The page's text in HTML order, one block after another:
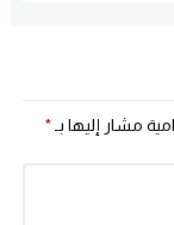
مشار إليها بـ *